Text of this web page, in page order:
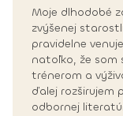
Moje dlhodobé
zvýšenej
pravidelne
natoľko, že
trénerom a
ďalej rozširujem
odbornej